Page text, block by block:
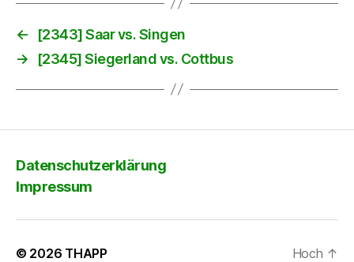
←
[2343] Saar vs. Singen
→
[2345] Siegerland vs. Cottbus
Datenschutzerklärung
Impressum
© 2026 THAPP Hoch ↑